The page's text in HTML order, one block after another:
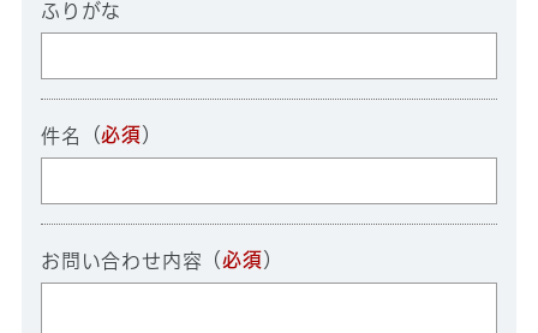
ふりがな
件名 （必須 ）
お問い合わせ内容 （必須 ）